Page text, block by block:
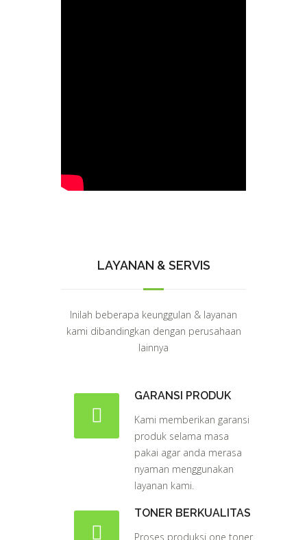
LAYANAN & SERVIS
Inilah beberapa keunggulan & layanan
kami dibandingkan dengan perusahaan
lainnya
GARANSI PRODUK
Kami memberikan garansi
produk selama masa
pakai agar anda merasa
nyaman menggunakan
layanan kami.
TONER BERKUALITAS
Proses produksi one toner